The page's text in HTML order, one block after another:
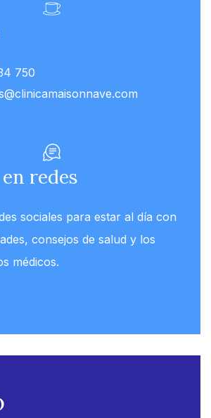
750
redes
sociales para estar al día con
consejos de salud y los
médicos.